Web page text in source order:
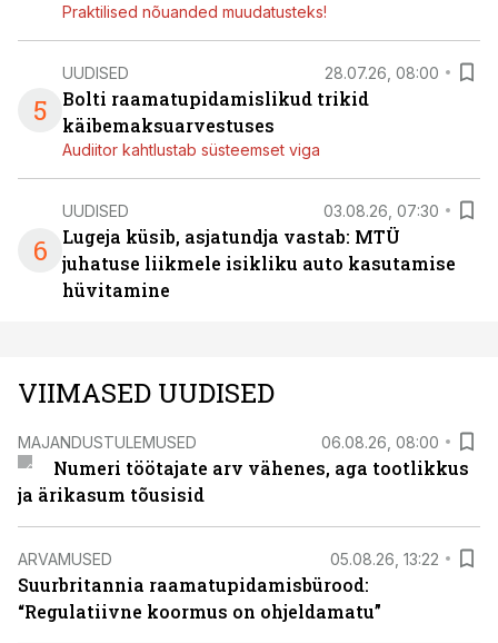
Praktilised nõuanded muudatusteks!
5
UUDISED 28.07.26, 08:00
Bolti raamatupidamislikud trikid
käibemaksuarvestuses
Audiitor kahtlustab süsteemset viga
6
UUDISED 03.08.26, 07:30
Lugeja küsib, asjatundja vastab: MTÜ
juhatuse liikmele isikliku auto kasutamise
hüvitamine
VIIMASED UUDISED
MAJANDUSTULEMUSED 06.08.26, 08:00
Numeri töötajate arv vähenes, aga tootlikkus
ja ärikasum tõusisid
ARVAMUSED 05.08.26, 13:22
Suurbritannia raamatupidamisbürood:
“Regulatiivne koormus on ohjeldamatu”